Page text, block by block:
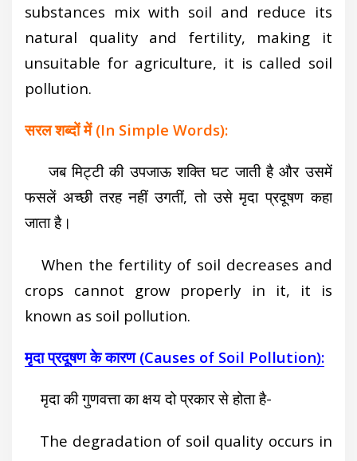
substances mix with soil and reduce its
natural quality and fertility, making it
unsuitable for agriculture, it is called soil
pollution.
सरल शब्दों में (In Simple Words):
जब मिट्टी की उपजाऊ शक्ति घट जाती है और उसमें
फसलें अच्छी तरह नहीं उगतीं, तो उसे मृदा प्रदूषण कहा
जाता है।
When the fertility of soil decreases and
crops cannot grow properly in it, it is
known as soil pollution.
मृदा प्रदूषण के कारण (Causes of Soil Pollution):
मृदा की गुणवत्ता का क्षय दो प्रकार से होता है-
The degradation of soil quality occurs in